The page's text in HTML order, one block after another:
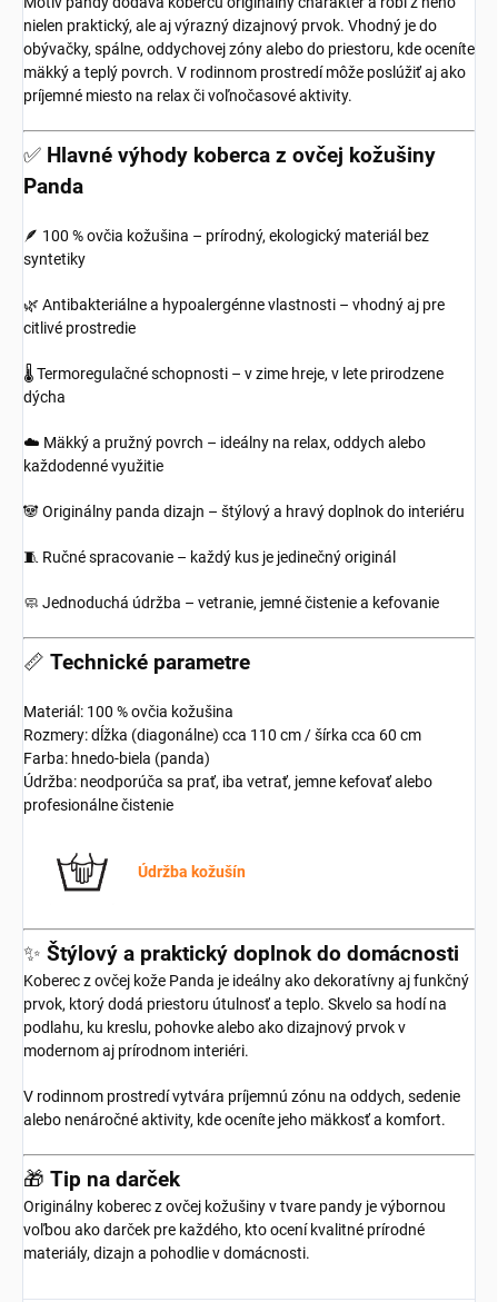
nielen praktický, ale aj výrazný dizajnový prvok. Vhodný je do
obývačky, spálne, oddychovej zóny alebo do priestoru, kde oceníte
mäkký a teplý povrch. V rodinnom prostredí môže poslúžiť aj ako
príjemné miesto na relax či voľnočasové aktivity.
✅ Hlavné výhody koberca z ovčej kožušiny
Panda
🪶 100 % ovčia kožušina – prírodný, ekologický materiál bez
syntetiky
🌿 Antibakteriálne a hypoalergénne vlastnosti – vhodný aj pre
citlivé prostredie
🌡️ Termoregulačné schopnosti – v zime hreje, v lete prirodzene
dýcha
☁️ Mäkký a pružný povrch – ideálny na relax, oddych alebo
každodenné využitie
🐼 Originálny panda dizajn – štýlový a hravý doplnok do interiéru
🧵 Ručné spracovanie – každý kus je jedinečný originál
🧼 Jednoduchá údržba – vetranie, jemné čistenie a kefovanie
📏 Technické parametre
Materiál: 100 % ovčia kožušina
Rozmery: dĺžka (diagonálne) cca 110 cm / šírka cca 60 cm
Farba: hnedo-biela (panda)
Údržba: neodporúča sa prať, iba vetrať, jemne kefovať alebo
profesionálne čistenie
Údržba kožušín
✨ Štýlový a praktický doplnok do domácnosti
Koberec z ovčej kože Panda je ideálny ako dekoratívny aj funkčný
prvok, ktorý dodá priestoru útulnosť a teplo. Skvelo sa hodí na
podlahu, ku kreslu, pohovke alebo ako dizajnový prvok v
modernom aj prírodnom interiéri.
V rodinnom prostredí vytvára príjemnú zónu na oddych, sedenie
alebo nenáročné aktivity, kde oceníte jeho mäkkosť a komfort.
🎁 Tip na darček
Originálny koberec z ovčej kožušiny v tvare pandy je výbornou
voľbou ako darček pre každého, kto ocení kvalitné prírodné
materiály, dizajn a pohodlie v domácnosti.